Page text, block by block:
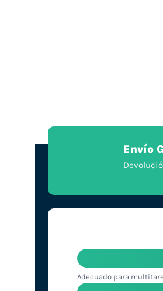
Envío
Adecuado para